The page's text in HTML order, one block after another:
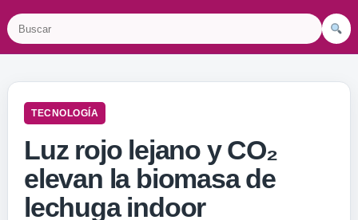
TECNOLOGÍA
Luz rojo lejano y CO₂
elevan la biomasa de
lechuga indoor